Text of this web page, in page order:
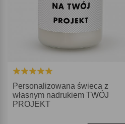
Personalizowana świeca z
własnym nadrukiem TWÓJ
PROJEKT